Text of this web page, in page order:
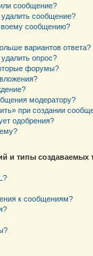
сообщение?
удалить сообщение?
сообщению?
вариантов ответа?
опрос?
форумы?
модератору?
при создании
одобрения?
и типы создаваемых
к сообщениям?